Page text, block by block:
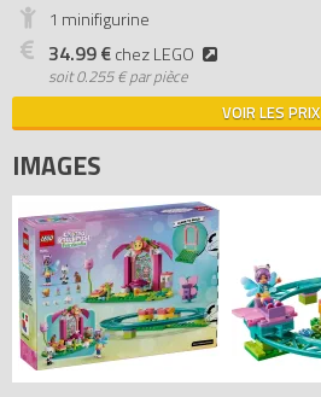
1 minifigurine
34.99 €chez LEGO
soit0.255 € par pièce
VOIR LES PRIX
IMAGES